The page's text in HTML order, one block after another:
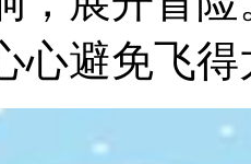
心避免飞